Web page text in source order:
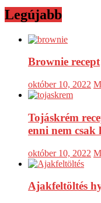
Legújabb
Brownie recept
október 10, 2022
Tojáskrém
enni nem csak
október 10, 2022
Ajakfeltöltés